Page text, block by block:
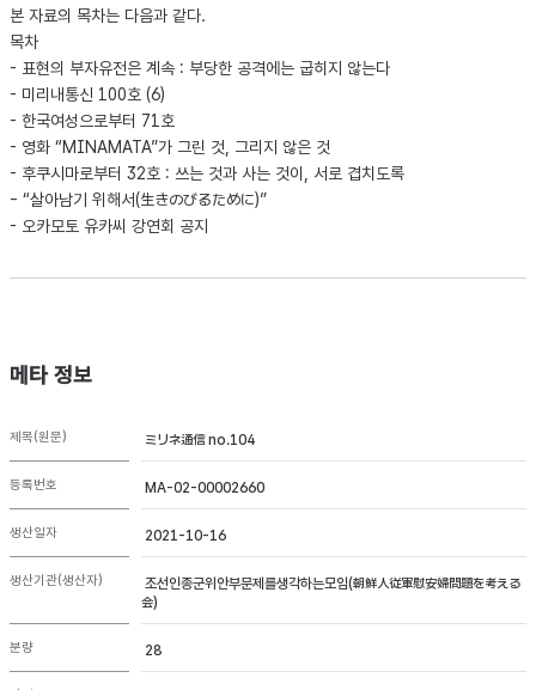
본 자료의 목차는 다음과 같다.
목차
- 표현의 부자유전은 계속 : 부당한 공격에는 굽히지 않는다
- 미리내통신 100호 (6)
- 한국여성으로부터 71호
- 영화 “MINAMATA”가 그린 것, 그리지 않은 것
- 후쿠시마로부터 32호 : 쓰는 것과 사는 것이, 서로 겹치도록
- “살아남기 위해서(生きのびるために)”
- 오카모토 유카씨 강연회 공지
메타 정보
제목(원문) ミリネ通信 no.104
등록번호 MA-02-00002660
생산일자 2021-10-16
생산기관(생산자)
조선인종군위안부문제를생각하는모임(朝鮮人従軍慰安婦問題を考える
会)
분량 28